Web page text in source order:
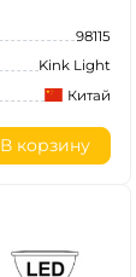
98115
Kink Light
Китай
В корзину